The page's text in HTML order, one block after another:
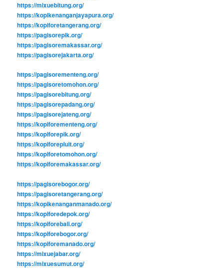
https://mixuebitung.org/
https://kopikenanganjayapura.org/
https://kopiforetangerang.org/
https://pagisorepik.org/
https://pagisoremakassar.org/
https://pagisorejakarta.org/
https://pagisorementeng.org/
https://pagisoretomohon.org/
https://pagisorebitung.org/
https://pagisorepadang.org/
https://pagisorejateng.org/
https://kopiforementeng.org/
https://kopiforepik.org/
https://kopiforepluit.org/
https://kopiforetomohon.org/
https://kopiforemakassar.org/
https://pagisorebogor.org/
https://pagisoretangerang.org/
https://kopikenanganmanado.org/
https://kopiforedepok.org/
https://kopiforebali.org/
https://kopiforebogor.org/
https://kopiforemanado.org/
https://mixuejabar.org/
https://mixuesumut.org/